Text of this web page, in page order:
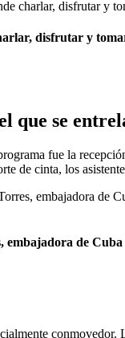
disfrutar y
que se
fue la
de cinta, los
de